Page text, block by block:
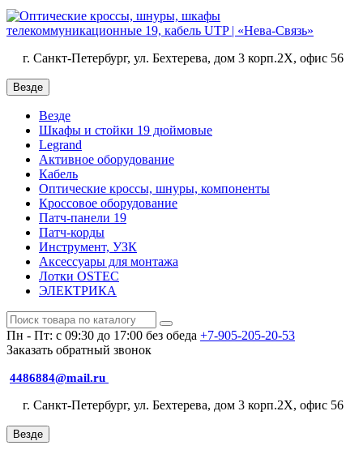
г. Санкт-Петербург, ул. Бехтерева, дом 3 корп.2X, офис 56
Везде
Везде
Шкафы и стойки 19 дюймовые
Legrand
Активное оборудование
Кабель
Оптические кроссы, шнуры, компоненты
Кроссовое оборудование
Патч-панели 19
Патч-корды
Инструмент, УЗК
Аксессуары для монтажа
Лотки OSTEC
ЭЛЕКТРИКА
Пн - Пт: с 09:30 до 17:00 без обеда +7-905-205-20-53
Заказать обратный звонок
4486884@mail.ru
г. Санкт-Петербург, ул. Бехтерева, дом 3 корп.2X, офис 56
Везде